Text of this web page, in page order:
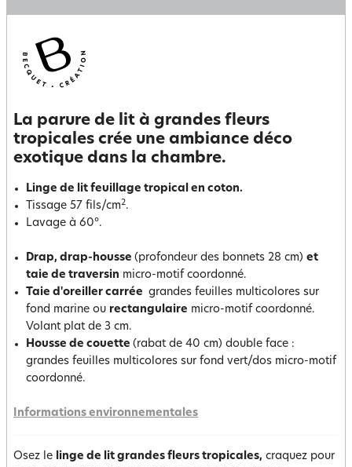
La parure de lit à grandes fleurs
tropicales crée une ambiance déco
exotique dans la chambre.
Linge de lit feuillage tropical en coton.
Tissage 57 fils/cm2.
Lavage à 60°.
Drap, drap-housse (profondeur des bonnets 28 cm) et
taie de traversin micro-motif coordonné.
Taie d'oreiller carrée grandes feuilles multicolores sur
fond marine ou rectangulaire micro-motif coordonné.
Volant plat de 3 cm.
Housse de couette (rabat de 40 cm) double face :
grandes feuilles multicolores sur fond vert/dos micro-motif
coordonné.
Informations environnementales
Osez le linge de lit grandes fleurs tropicales, craquez pour